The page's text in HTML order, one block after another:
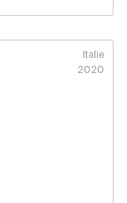
Italie
2020